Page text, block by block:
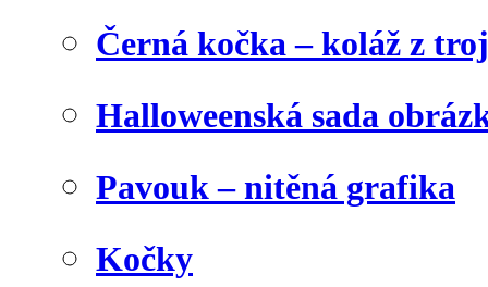
Černá kočka – koláž z
Halloweenská sada
Pavouk – nitěná grafika
Kočky